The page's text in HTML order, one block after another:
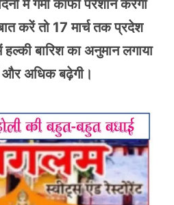
में गर्मी काफी परेशान करेगी
करें तो 17 मार्च तक प्रदेश
बारिश का अनुमान लगाया
और अधिक बढ़ेगी।